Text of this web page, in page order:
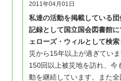
2011年04月01日
私達の活動を掲載している
記録として国立国会図書館
ェローズ・ウィルとして検索
災から15年以上が過ぎてい
150回以上被災地を訪れ、今
動を継続しています。
また